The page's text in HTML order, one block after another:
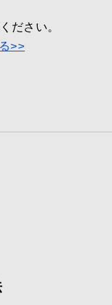
ださい。
>>